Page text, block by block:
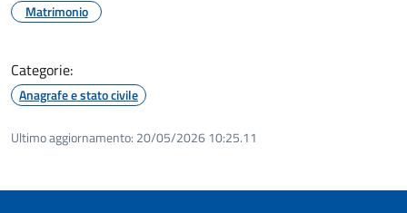
Matrimonio
Categorie:
Anagrafe e stato civile
Ultimo aggiornamento: 20/05/2026 10:25.11